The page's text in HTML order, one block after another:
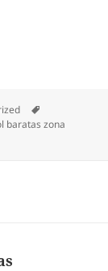
baratas zona